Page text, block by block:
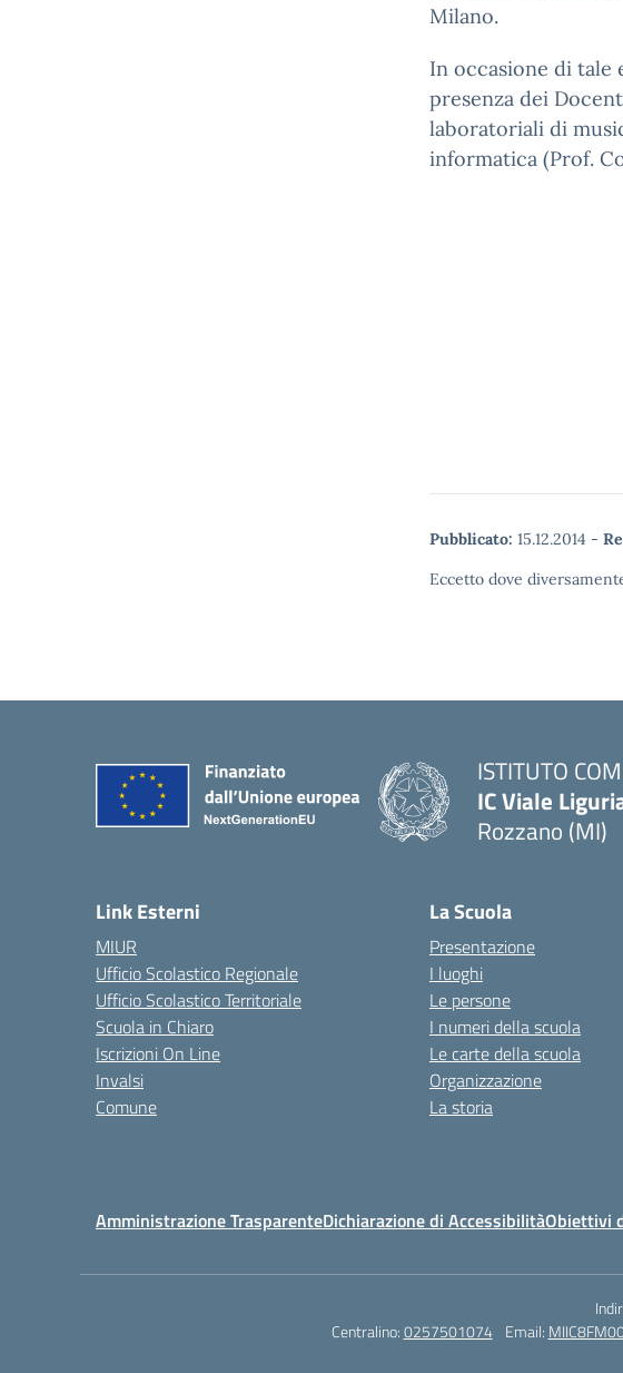
Milano.
In occasione di tale
presenza dei
laboratoriali di
informatica (Prof.
Pubblicato: 15.12.2014 -
Eccetto dove
ISTITUTO
IC Viale
Rozzano (MI)
Link Esterni
MIUR
Ufficio Scolastico Regionale
Ufficio Scolastico Territoriale
Scuola in Chiaro
Iscrizioni On Line
Invalsi
Comune
La Scuola
Presentazione
I luoghi
Le persone
I numeri della scuola
Le carte della scuola
Organizzazione
La storia
Amministrazione TrasparenteDichiarazione di AccessibilitàObiettivi
Centralino:0257501074 Email: